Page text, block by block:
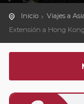
Inicio Viajes a
Extensión a Hong